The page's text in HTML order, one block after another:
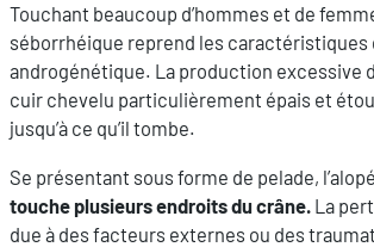
Touchant beaucoup d’hommes et de
séborrhéique reprend les caractéristiques
androgénétique. La production excessive
cuir chevelu particulièrement épais et
jusqu’à ce qu’il tombe.
Se présentant sous forme de pelade,
touche plusieurs endroits du crâne. La
due à des facteurs externes ou des